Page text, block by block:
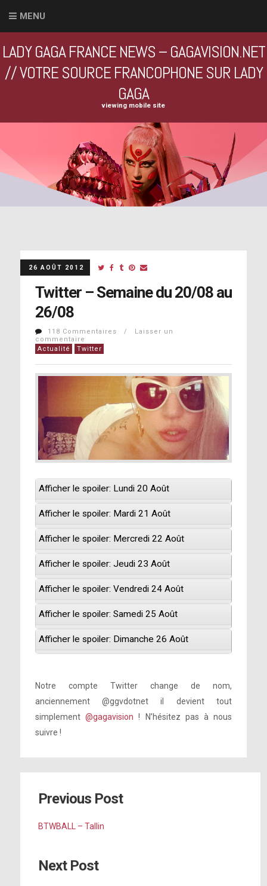
MENU
LADY GAGA FRANCE NEWS – GAGAVISION.NET
// VOTRE SOURCE FRANCOPHONE SUR LADY
GAGA
viewing mobile site
26 AOÛT 2012
Twitter – Semaine du 20/08 au
26/08
118 Commentaires / Laisser un
commentaire
Actualité
Twitter
Afficher le spoiler: Lundi 20 Août
Afficher le spoiler: Mardi 21 Août
Afficher le spoiler: Mercredi 22 Août
Afficher le spoiler: Jeudi 23 Août
Afficher le spoiler: Vendredi 24 Août
Afficher le spoiler: Samedi 25 Août
Afficher le spoiler: Dimanche 26 Août
Notre compte Twitter change de nom,
anciennement @ggvdotnet il devient tout
simplement @gagavision ! N’hésitez pas à nous
suivre !
Previous Post
BTWBALL – Tallin
Next Post